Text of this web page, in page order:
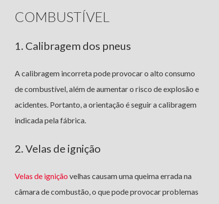
COMBUSTÍVEL
1. Calibragem dos pneus
A calibragem incorreta pode provocar o alto consumo
de combustível, além de aumentar o risco de explosão e
acidentes. Portanto, a orientação é seguir a calibragem
indicada pela fábrica.
2. Velas de ignição
Velas de ignição velhas causam uma queima errada na
câmara de combustão, o que pode provocar problemas